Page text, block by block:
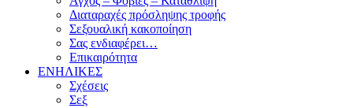
Διαταραχές πρόσληψης τροφής
Σεξουαλική κακοποίηση
Σας ενδιαφέρει…
Επικαιρότητα
ΕΝΗΛΙΚΕΣ
Σχέσεις
Σεξ